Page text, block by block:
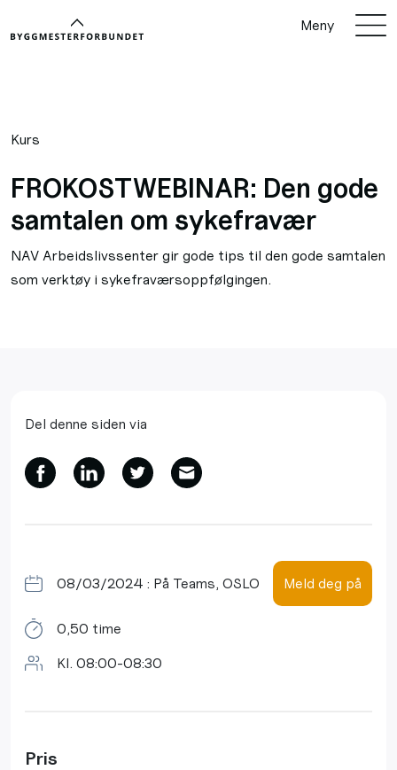
Meny
Kurs
FROKOSTWEBINAR: Den gode
samtalen om sykefravær
NAV Arbeidslivssenter gir gode tips til den gode samtalen
som verktøy i sykefraværsoppfølgingen.
Del denne siden via
08/03/2024 : På Teams, OSLO Meld deg på
0,50 time
Kl. 08:00-08:30
Pris